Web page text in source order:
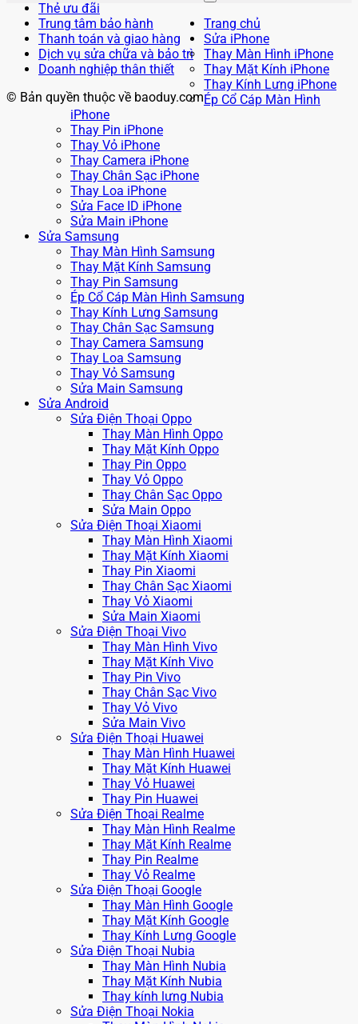
Thẻ ưu đãi
Trung tâm bảo hành
Thanh toán và giao hàng
Dịch vụ sửa chữa và bảo trì
Doanh nghiệp thân thiết
© Bản quyền thuộc về baoduy.com
Trang chủ
Sửa iPhone
Thay Màn Hình iPhone
Thay Mặt Kính iPhone
Thay Kính Lưng iPhone
Ép Cổ Cáp Màn Hình
iPhone
Thay Pin iPhone
Thay Vỏ iPhone
Thay Camera iPhone
Thay Chân Sạc iPhone
Thay Loa iPhone
Sửa Face ID iPhone
Sửa Main iPhone
Sửa Samsung
Thay Màn Hình Samsung
Thay Mặt Kính Samsung
Thay Pin Samsung
Ép Cổ Cáp Màn Hình Samsung
Thay Kính Lưng Samsung
Thay Chân Sạc Samsung
Thay Camera Samsung
Thay Loa Samsung
Thay Vỏ Samsung
Sửa Main Samsung
Sửa Android
Sửa Điện Thoại Oppo
Thay Màn Hình Oppo
Thay Mặt Kính Oppo
Thay Pin Oppo
Thay Vỏ Oppo
Thay Chân Sạc Oppo
Sửa Main Oppo
Sửa Điện Thoại Xiaomi
Thay Màn Hình Xiaomi
Thay Mặt Kính Xiaomi
Thay Pin Xiaomi
Thay Chân Sạc Xiaomi
Thay Vỏ Xiaomi
Sửa Main Xiaomi
Sửa Điện Thoại Vivo
Thay Màn Hình Vivo
Thay Mặt Kính Vivo
Thay Pin Vivo
Thay Chân Sạc Vivo
Thay Vỏ Vivo
Sửa Main Vivo
Sửa Điện Thoại Huawei
Thay Màn Hình Huawei
Thay Mặt Kính Huawei
Thay Vỏ Huawei
Thay Pin Huawei
Sửa Điện Thoại Realme
Thay Màn Hình Realme
Thay Mặt Kính Realme
Thay Pin Realme
Thay Vỏ Realme
Sửa Điện Thoại Google
Thay Màn Hình Google
Thay Mặt Kính Google
Thay Kính Lưng Google
Sửa Điện Thoại Nubia
Thay Màn Hình Nubia
Thay Mặt Kính Nubia
Thay kính lưng Nubia
Sửa Điện Thoại Nokia